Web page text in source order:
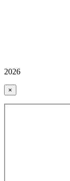
2026
×